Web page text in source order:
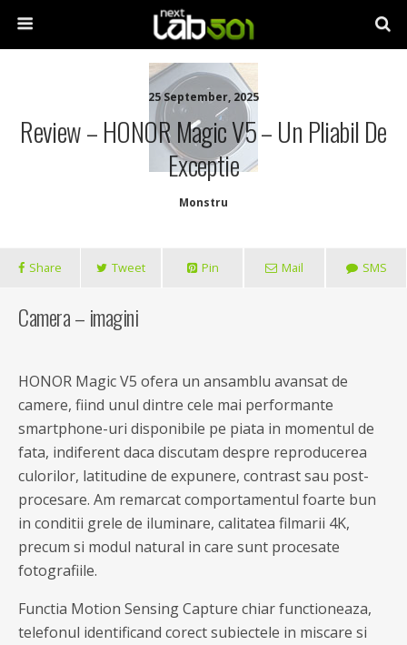
25 September, 2025
Review – HONOR Magic V5 – Un Pliabil De
Exceptie
Monstru
Share Tweet Pin Mail SMS
Camera – imagini
HONOR Magic V5 ofera un ansamblu avansat de
camere, fiind unul dintre cele mai performante
smartphone-uri disponibile pe piata in momentul de
fata, indiferent daca discutam despre reproducerea
culorilor, latitudine de expunere, contrast sau post-
procesare. Am remarcat comportamentul foarte bun
in conditii grele de iluminare, calitatea filmarii 4K,
precum si modul natural in care sunt procesate
fotografiile.
Functia Motion Sensing Capture chiar functioneaza,
telefonul identificand corect subiectele in miscare si